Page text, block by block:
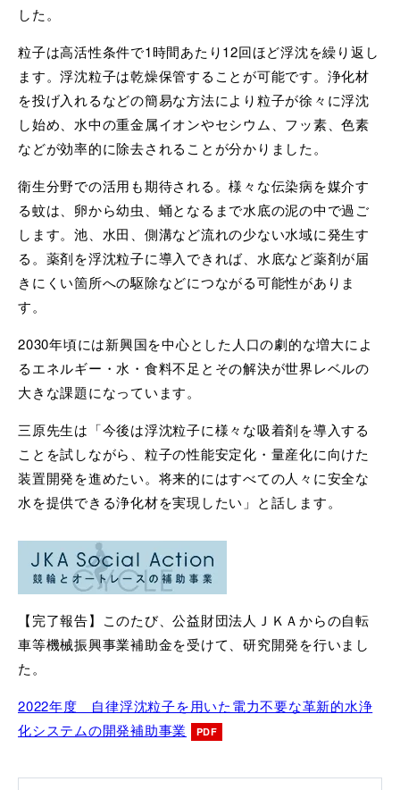
した。
粒子は高活性条件で1時間あたり12回ほど浮沈を繰り返し
ます。浮沈粒子は乾燥保管することが可能です。浄化材
を投げ入れるなどの簡易な方法により粒子が徐々に浮沈
し始め、水中の重金属イオンやセシウム、フッ素、色素
などが効率的に除去されることが分かりました。
衛生分野での活用も期待される。様々な伝染病を媒介す
る蚊は、卵から幼虫、蛹となるまで水底の泥の中で過ご
します。池、水田、側溝など流れの少ない水域に発生す
る。薬剤を浮沈粒子に導入できれば、水底など薬剤が届
きにくい箇所への駆除などにつながる可能性がありま
す。
2030年頃には新興国を中心とした人口の劇的な増大によ
るエネルギー・水・食料不足とその解決が世界レベルの
大きな課題になっています。
三原先生は「今後は浮沈粒子に様々な吸着剤を導入する
ことを試しながら、粒子の性能安定化・量産化に向けた
装置開発を進めたい。将来的にはすべての人々に安全な
水を提供できる浄化材を実現したい」と話します。
【完了報告】 このたび、公益財団法人ＪＫＡからの自転
車等機械振興事業補助金を受けて、研究開発を行いまし
た。
2022年度 自律浮沈粒子を用いた電力不要な革新的水浄
化システムの開発補助事業
PDF